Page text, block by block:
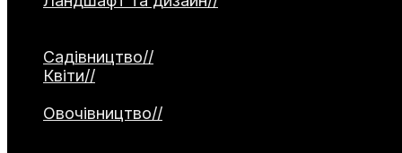
Садівництво//
Квіти//
Овочівництво//